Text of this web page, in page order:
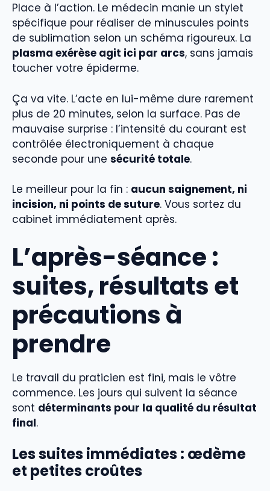
Place à l’action. Le médecin manie un stylet
spécifique pour réaliser de minuscules points
de sublimation selon un schéma rigoureux. La
plasma exérèse agit ici par arcs, sans jamais
toucher votre épiderme.
Ça va vite. L’acte en lui-même dure rarement
plus de 20 minutes, selon la surface. Pas de
mauvaise surprise : l’intensité du courant est
contrôlée électroniquement à chaque
seconde pour une sécurité totale.
Le meilleur pour la fin : aucun saignement, ni
incision, ni points de suture. Vous sortez du
cabinet immédiatement après.
L’après-séance :
suites, résultats et
précautions à
prendre
Le travail du praticien est fini, mais le vôtre
commence. Les jours qui suivent la séance
sont déterminants pour la qualité du résultat
final.
Les suites immédiates : œdème
et petites croûtes